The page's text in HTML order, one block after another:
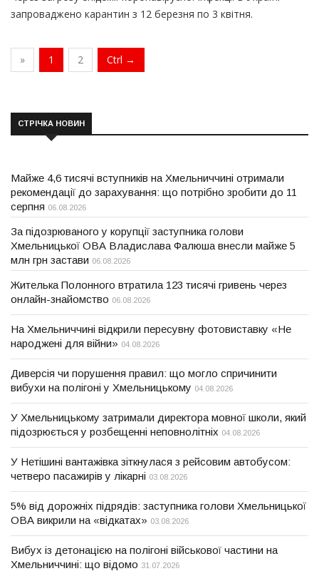
запроваджено карантин з 12 березня по 3 квітня.
» 1 2 Ctrl →
СТРІЧКА НОВИН
Майже 4,6 тисячі вступників на Хмельниччині отримали
рекомендації до зарахування: що потрібно зробити до 11
серпня 06.08.2026
За підозрюваного у корупції заступника голови
Хмельницької ОВА Владислава Фалюша внесли майже 5
млн грн застави 06.08.2026
Жителька Полонного втратила 123 тисячі гривень через
онлайн-знайомство 06.08.2026
На Хмельниччині відкрили пересувну фотовиставку «Не
народжені для війни» 04.08.2026
Диверсія чи порушення правил: що могло спричинити
вибухи на полігоні у Хмельницькому 04.08.2026
У Хмельницькому затримали директора мовної школи, який
підозрюється у розбещенні неповнолітніх 04.08.2026
У Нетішині вантажівка зіткнулася з рейсовим автобусом:
четверо пасажирів у лікарні 03.08.2026
5% від дорожніх підрядів: заступника голови Хмельницької
ОВА викрили на «відкатах» 03.08.2026
Вибух із детонацією на полігоні військової частини на
Хмельниччині: що відомо 31.07.2026